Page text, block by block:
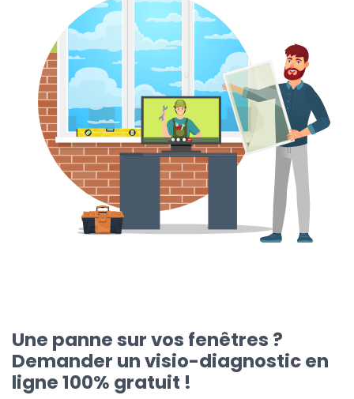
Une panne sur vos fenêtres ?
Demander un visio-diagnostic en
ligne 100% gratuit !